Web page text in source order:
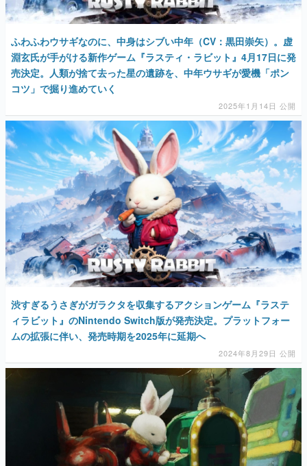
運営：株式会社マレ
ふわふわウサギなのに、中身はシブい中年（CV：黒田崇矢）。虚
淵玄氏が手がける新作ゲーム『ラスティ・ラビット』4月17日に発
売決定。人類が捨て去った星の遺跡を、中年ウサギが愛機「ポン
コツ」で掘り進めていく
2025年1月14日 公開
渋すぎるうさぎがガラクタを収集するアクションゲーム『ラステ
ィラビット』のNintendo Switch版が発売決定。プラットフォー
ムの拡張に伴い、発売時期を2025年に延期へ
2024年8月29日 公開